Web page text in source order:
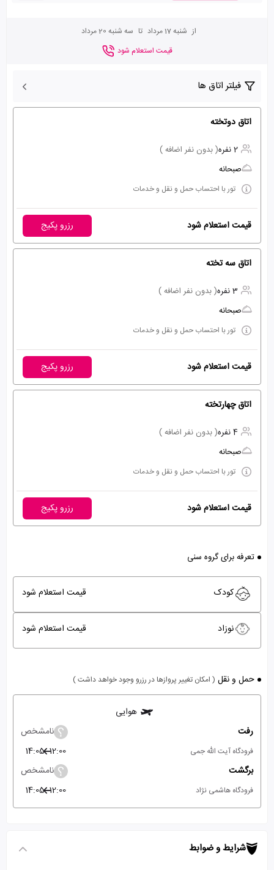
از شنبه 17 مرداد تا سه شنبه 20 مرداد
قیمت استعلام شود
فیلتر اتاق ها
اتاق دوتخته
2 نفره
( بدون نفر اضافه )
صبحانه
تور با احتساب حمل و نقل و خدمات
قیمت استعلام شود رزرو پکیج
اتاق سه تخته
3 نفره
( بدون نفر اضافه )
صبحانه
تور با احتساب حمل و نقل و خدمات
قیمت استعلام شود رزرو پکیج
اتاق چهارتخته
4 نفره
( بدون نفر اضافه )
صبحانه
تور با احتساب حمل و نقل و خدمات
قیمت استعلام شود رزرو پکیج
تعرفه برای گروه سنی
کودک قیمت استعلام شود
نوزاد قیمت استعلام شود
حمل و نقل ( امکان تغییر پروازها در رزرو وجود خواهد داشت )
هوایی
رفت
نامشخص
فرودگاه آیت الله جمی 12:00
14:05
برگشت
نامشخص
فرودگاه هاشمی نژاد 12:00
14:05
شرایط و ضوابط